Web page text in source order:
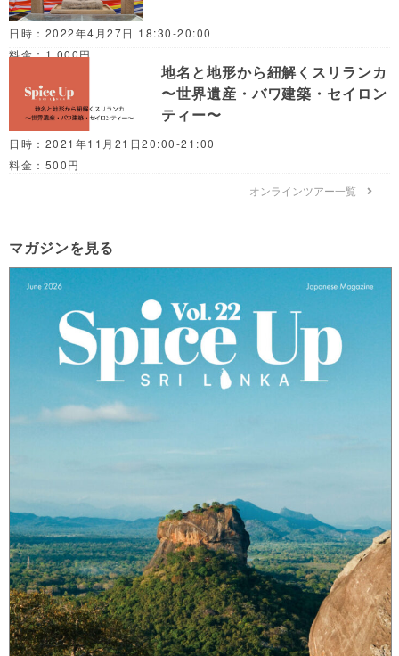
日時：2022年4月27日 18:30-20:00
料金：1,000円
地名と地形から紐解くスリランカ
〜世界遺産・バワ建築・セイロン
ティー〜
日時：2021年11月21日20:00-21:00
料金：500円
オンラインツアー一覧
マガジンを見る